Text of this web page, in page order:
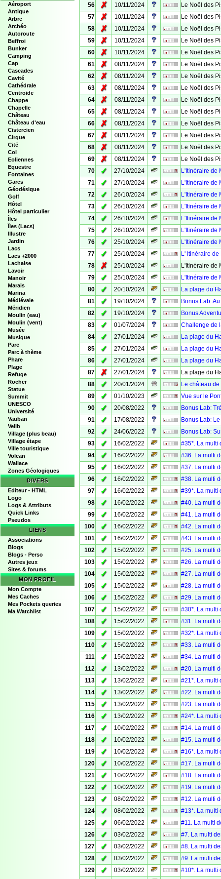
Aéroport
Antique
Arbre
Archéo
Autoroute
Beffroi
Bunker
Camping
Cap
Cascades
Cavité
Cathédrale
Centroide
Chappe
Chapelle
Château
Château d'eau
Cistercien
Cirque
Cité
Col
Eoliennes
Equestre
Fontaines
Gares
Géodésique
Golf
Hôtel
Hôtel particulier
Îles
Îles (Lacs)
Illustre
Jardin
Lacs
Lacs +2000
Lachaise
Lavoir
Manoir
Marais
Marina
Médiévale
Méridien
Moulin (eau)
Moulin (vent)
Musée
Musique
Parc
Parc à thème
Phare
Plage
Refuge
Rocher
Statue
Summit
UNESCO
Université
Vauban
Velib
Village (plus beau)
Village étape
Ville touristique
Volcan
Wallace
Zones Géologiques
DIVERS
Editeur - HTML
Logo
Logs & Attributs
Quick Links
Pseudos
LIENS
Associations
Blogs
Blogs - Perso
Autres jeux
Sites & forums
MON PROFIL
Mon Compte
Mes Caches
Mes Pockets queries
Ma Watchlist
56
✗ 10/11/2024
Le Noël des
57
✗ 10/11/2024
Le Noël des
58
✗ 10/11/2024
Le Noël des
59
✗ 10/11/2024
Le Noël des
60
✗ 10/11/2024
Le Noël des
61
✗ 08/11/2024
Le Noël des
62
✗ 08/11/2024
Le Noël des
63
✗ 08/11/2024
Le Noël des
64
✗ 08/11/2024
Le Noël des
65
✗ 08/11/2024
Le Noël des
66
✗ 08/11/2024
Le Noël des
67
✗ 08/11/2024
Le Noël des
68
✗ 08/11/2024
Le Noël des
69
✗ 08/11/2024
Le Noël des
70
✓ 27/10/2024
L'Itinéraire de
71
✓ 27/10/2024
L'Itinéraire de
72
✓ 26/10/2024
L'Itinéraire de
73
✓ 26/10/2024
L'Itinéraire de
74
✓ 26/10/2024
L'Itinéraire de
75
✓ 26/10/2024
L'Itinéraire de
76
✓ 25/10/2024
L'Itinéraire de
77
✓ 25/10/2024
L' Itinéraire
78
✗ 25/10/2024
L'Itinéraire de
79
✓ 25/10/2024
L'Itinéraire de
80
✓ 20/10/2024
La plage du
81
✓ 19/10/2024
Bonus Lab:
82
✓ 19/10/2024
Bonus
83
✓ 01/07/2024
Challenge de
84
✓ 27/01/2024
La plage du
85
✓ 27/01/2024
La plage du
86
✓ 27/01/2024
La plage du
87
✗ 27/01/2024
La plage du
88
✓ 20/01/2024
Le château
89
✓ 01/10/2023
Vue sur le
90
✓ 20/08/2022
Bonus Lab:
91
✓ 17/08/2022
Bonus Lab:
92
✓ 24/06/2022
Bonus Lab:
93
✓ 16/02/2022
#35*. La multi
94
✓ 16/02/2022
#36. La multi
95
✓ 16/02/2022
#37. La multi
96
✓ 16/02/2022
#38. La multi
97
✓ 16/02/2022
#39*. La multi
98
✓ 16/02/2022
#40. La multi
99
✓ 16/02/2022
#41. La multi
100
✓ 16/02/2022
#42. La multi
101
✓ 16/02/2022
#43. La multi
102
✓ 15/02/2022
#25. La multi
103
✓ 15/02/2022
#26. La multi
104
✓ 15/02/2022
#27. La multi
105
✓ 15/02/2022
#28. La multi
106
✓ 15/02/2022
#29. La multi
107
✓ 15/02/2022
#30*. La multi
108
✓ 15/02/2022
#31. La multi
109
✓ 15/02/2022
#32*. La multi
110
✓ 15/02/2022
#33. La multi
111
✓ 15/02/2022
#34. La multi
112
✓ 13/02/2022
#20. La multi
113
✓ 13/02/2022
#21*. La multi
114
✓ 13/02/2022
#22. La multi
115
✓ 13/02/2022
#23. La multi
116
✓ 13/02/2022
#24*. La multi
117
✓ 10/02/2022
#14. La multi
118
✓ 10/02/2022
#15. La multi
119
✓ 10/02/2022
#16*. La multi
120
✓ 10/02/2022
#17. La multi
121
✓ 10/02/2022
#18. La multi
122
✓ 10/02/2022
#19. La multi
123
✓ 08/02/2022
#12. La multi
124
✓ 08/02/2022
#13*. La multi
125
✓ 06/02/2022
#11. La multi
126
✓ 03/02/2022
#7. La multi
127
✓ 03/02/2022
#8. La multi
128
✓ 03/02/2022
#9. La multi
129
✓ 03/02/2022
#10*. La multi